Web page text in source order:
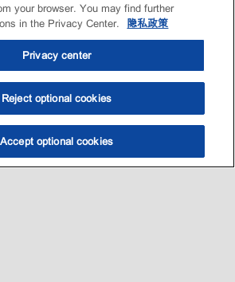
选油助手 查找门店
your browser. You may find further
in the Privacy Center.
隐私政策
Privacy center
Reject optional cookies
Accept optional cookies